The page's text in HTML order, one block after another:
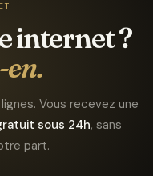
internet ?
Vous recevez une
sous 24h, sans
part.